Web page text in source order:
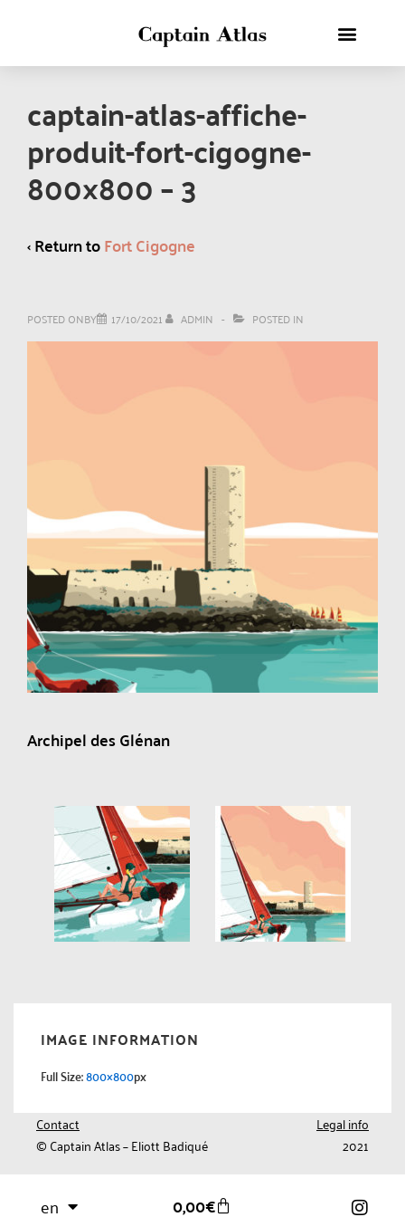
captain-atlas-affiche-
produit-fort-cigogne-
800×800 – 3
‹ Return toFort Cigogne
POSTED ONBY 17/10/2021 ADMIN POSTED IN
Archipel des Glénan
IMAGE INFORMATION
Full Size:800×800px
Contact
Legal info
© Captain Atlas – Eliott Badiqué
2021
en 0,00€